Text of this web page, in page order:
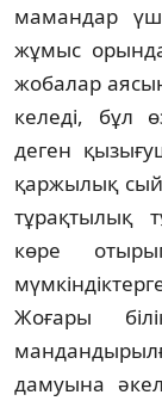
мамандар
жұмыс
жобалар
келеді, бұл
деген
қар­жылық
тұрақтылық
көре
Жоғары
дамуына